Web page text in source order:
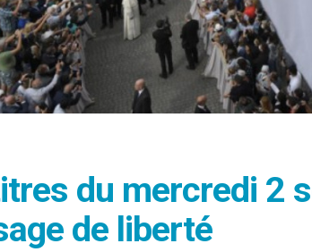
du mercredi 2
de liberté